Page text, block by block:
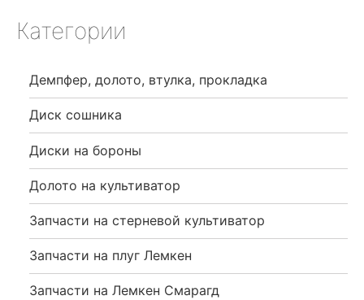
Категории
Демпфер, долото, втулка, прокладка
Диск сошника
Диски на бороны
Долото на культиватор
Запчасти на стерневой культиватор
Запчасти на плуг Лемкен
Запчасти на Лемкен Смарагд